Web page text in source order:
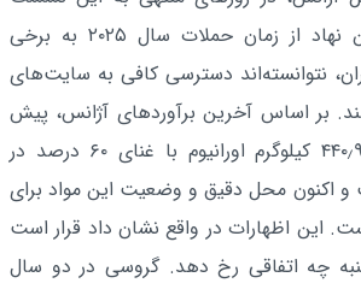
اعلام کرد بازرسان این نهاد از زمان حملات سال ۲۰۲۵ به برخی
نتوانسته‌اند دسترسی کافی به سایت‌های
بر اساس آخرین برآوردهای آژانس، پیش
از آن حملات حدود ۴۴۰٫۹ کیلوگرم اورانیوم با غنای ۶۰ درصد در
و اکنون محل دقیق و وضعیت این مواد برای
این اظهارات در واقع نشان داد قرار است
چه اتفاقی رخ دهد. گروسی در دو سال